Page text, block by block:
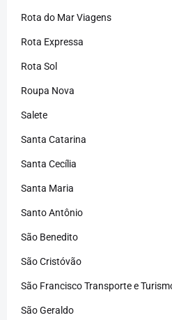
Rota do Mar Viagens
Rota Expressa
Rota Sol
Roupa Nova
Salete
Santa Catarina
Santa Cecília
Santa Maria
Santo Antônio
São Benedito
São Cristóvão
São Francisco Transporte e
São Geraldo